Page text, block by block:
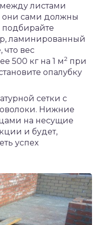
листами
они сами должны
ламинированный
что вес
500 кг на 1 м2 при
опалубку
сетки с
Нижние
на несущие
и будет,
успех